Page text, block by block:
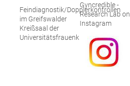
Feindiagnostik/Dopplerkontrollen
im Greifswalder
Kreißsaal der
Universitätsfrauenklinik
Gyncredible -
Research Lab on
Instagram